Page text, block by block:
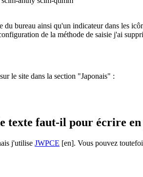
bureau ainsi qu'un indicateur dans les
de la méthode de saisie j'ai
le site dans la section "Japonais" :
texte faut-il pour écrire en
j'utilise JWPCE [en]. Vous pouvez